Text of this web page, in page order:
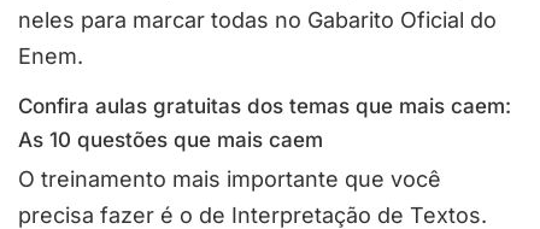
neles para marcar todas no Gabarito Oficial do
Enem.
Confira aulas gratuitas dos temas que mais caem:
As 10 questões que mais caem
O treinamento mais importante que você
precisa fazer é o de Interpretação de Textos.